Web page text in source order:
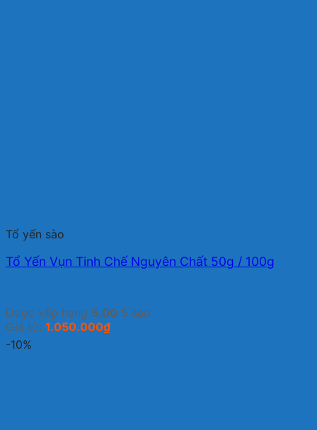
Tổ yến sào
Tổ Yến Vụn Tinh Chế Nguyên Chất 50g / 100g
Được xếp hạng 5.00 5 sao
Giá từ: 1.050.000₫
-10%